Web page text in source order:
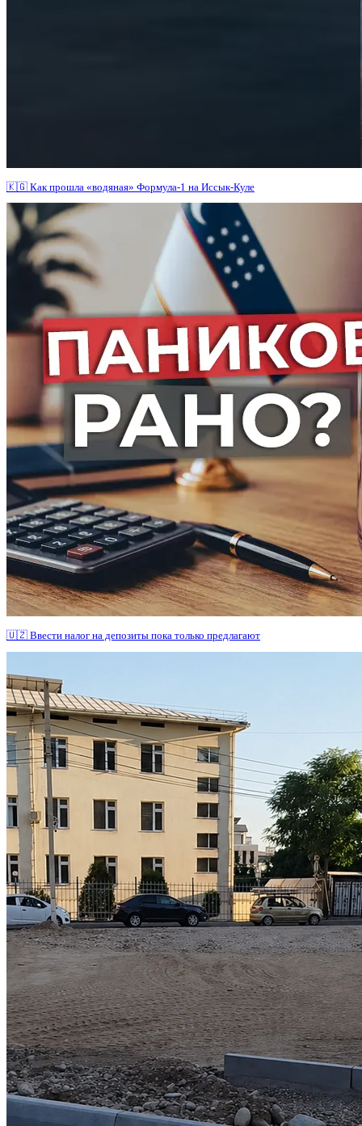
🇰🇬 Как прошла «водяная» Формула-1 на Иссык-Куле
🇺🇿 Ввести налог на депозиты пока только предлагают